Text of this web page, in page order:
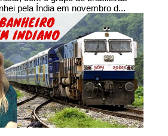
pela Índia em novembro d...